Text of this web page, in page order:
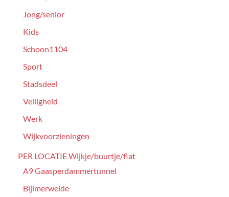
Jong/senior
Kids
Schoon1104
Sport
Stadsdeel
Veiligheid
Werk
Wijkvoorzieningen
PER LOCATIE Wijkje/buurtje/flat
A9 Gaasperdammertunnel
Bijlmerweide